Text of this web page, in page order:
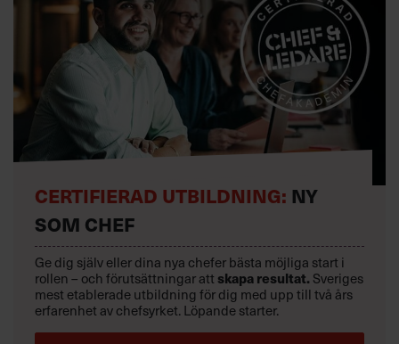
CERTIFIERAD UTBILDNING: NY
SOM CHEF
Ge dig själv eller dina nya chefer bästa möjliga start i
rollen – och förutsättningar att skapa resultat. Sveriges
mest etablerade utbildning för dig med upp till två års
erfarenhet av chefsyrket. Löpande starter.